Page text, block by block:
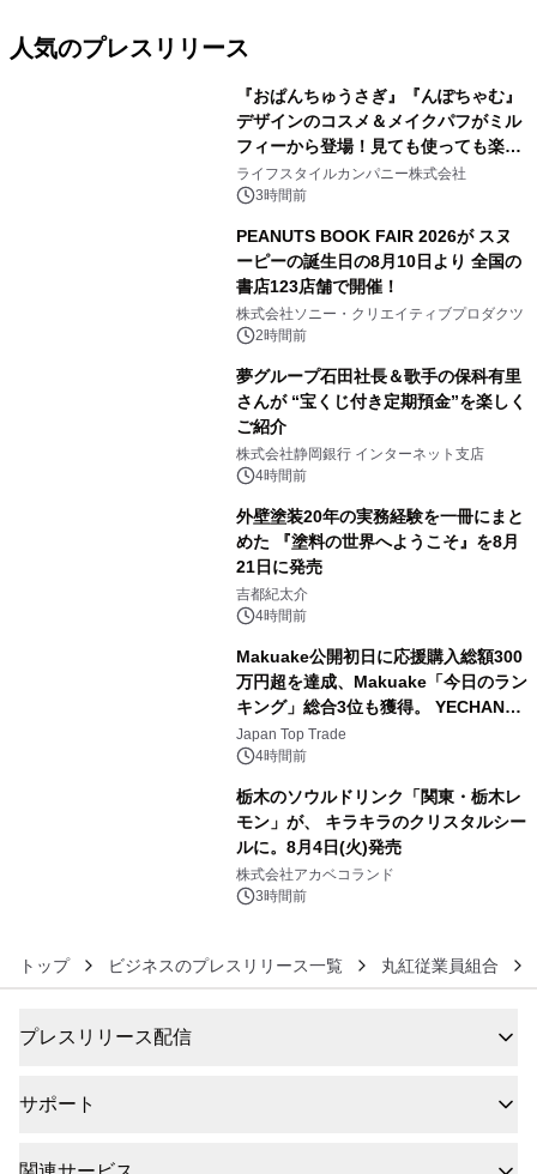
人気のプレスリリース
『おぱんちゅうさぎ』『んぽちゃむ』
デザインのコスメ＆メイクパフがミル
フィーから登場！見ても使っても楽し
い、ポップでキュートなコレクショ
ン。
ライフスタイルカンパニー株式会社
3時間前
PEANUTS BOOK FAIR 2026が スヌ
ーピーの誕生日の8月10日より 全国の
書店123店舗で開催！
株式会社ソニー・クリエイティブプロダクツ
2時間前
夢グループ石田社長＆歌手の保科有里
さんが “宝くじ付き定期預金”を楽しく
ご紹介
株式会社静岡銀行 インターネット支店
4時間前
外壁塗装20年の実務経験を一冊にまと
めた 『塗料の世界へようこそ』を8月
21日に発売
吉都紀太介
4時間前
Makuake公開初日に応援購入総額300
万円超を達成、Makuake「今日のラン
キング」総合3位も獲得。 YECHAN音
浴シンギングボウル第2弾の大型サイ
ズ（XL・2XL・3XL）を先行販売中
Japan Top Trade
4時間前
栃木のソウルドリンク「関東・栃木レ
モン」が、 キラキラのクリスタルシー
ルに。8月4日(火)発売
株式会社アカベコランド
3時間前
トップ ビジネスのプレスリリース一覧 丸紅従業員組合
プレスリリース配信
サポート